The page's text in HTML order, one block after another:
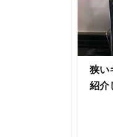
狭い
紹介